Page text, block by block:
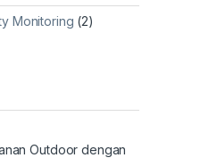
Monitoring (2)
Outdoor dengan